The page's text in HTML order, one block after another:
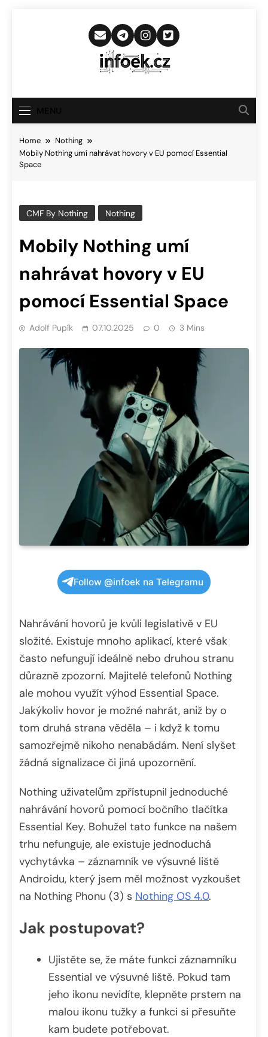
Infoek.cz
Novinkám
Home
Nothing
Mobily Nothing umí nahrávat hovory v EU pomocí Essential
Space
CMF By Nothing Nothing
Mobily Nothing umí
nahrávat hovory v EU
pomocí Essential Space
Adolf Pupík 07.10.2025 0 3 Mins
Follow @infoek na Telegramu
Nahrávání hovorů je kvůli legislativě v EU
složité. Existuje mnoho aplikací, které však
často nefungují ideálně nebo druhou stranu
důrazně zpozorní. Majitelé telefonů Nothing
ale mohou využít výhod Essential Space.
Jakýkoliv hovor je možné nahrát, aniž by o
tom druhá strana věděla – i když k tomu
samozřejmě nikoho nenabádám. Není slyšet
žádná signalizace či jiná upozornění.
Nothing uživatelům zpřístupnil jednoduché
nahrávání hovorů pomocí bočního tlačítka
Essential Key. Bohužel tato funkce na našem
trhu nefunguje, ale existuje jednoduchá
vychytávka – záznamník ve výsuvné liště
Androidu, který jsem měl možnost vyzkoušet
na Nothing Phonu (3) s Nothing OS 4.0.
Jak postupovat?
Ujistěte se, že máte funkci záznamníku
Essential ve výsuvné liště. Pokud tam
jeho ikonu nevidíte, klepněte prstem na
malou ikonu tužky a funkci si přesuňte
kam budete potřebovat.